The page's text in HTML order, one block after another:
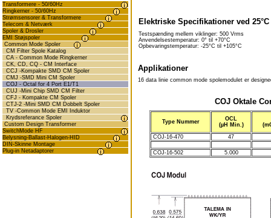
Transformere - 50/60Hz
Ringkerner - 50/60Hz
Strømsensorer & Transformere
Telecom & Netværk
Spoler & Drosler
EMI Støjspoler
Common Mode Spoler
CM Filter Spole Katalog
CA - Common Mode Ringkerner
CK, CD, CQ - CM Interface
CCJ -Kompakte SMD CM Spoler
CMJ -SMD Mini CM Spoler
COJ - Octal for 4 Port E1/T1
CUJ -Mini Chip SMD CM Filter
CFJ - Kompakte CM Spoler
CTJ-2 -Mini SMD CM Dobbelt Spoler
TV -Common Mode EMI Induktor
Krydsreferance Spoler
Custom Design Transformer
SwitchMode HF
Belysning-Ballast-Halogen-HID
DIN-Skinne Montage
Plug-in Netadaptorer
Elektriske Specifikationer ved 25°C
Testspænding mellem viklinger: 500 Vrms
Anvendelsestemperatur: 0° til +70°C
Opbevaringstemperatur: -25°C til +105°C
Applikationer
16 data linie common mode spolemodulet er
COJ Oktale
Type Nummer
OCL
(µH Min.)
COJ-16-470
47
COJ-16-502 5.000